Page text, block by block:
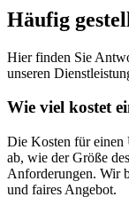
Häufig
Hier finden Sie
unseren
Wie viel kostet
Die Kosten für einen
ab, wie der Größe
Anforderungen. Wir
und faires Angebot.